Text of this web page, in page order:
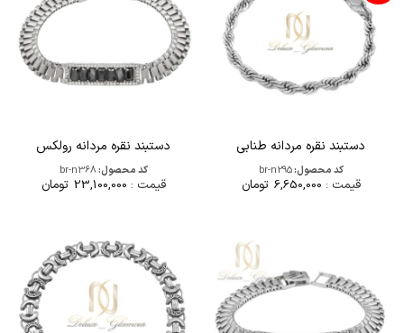
دستبند نقره مردانه طنابی
کد محصول:br-n295
قیمت : 6,650,000 تومان
دستبند نقره مردانه رولکس
کد محصول:br-n368
قیمت : 23,100,000 تومان